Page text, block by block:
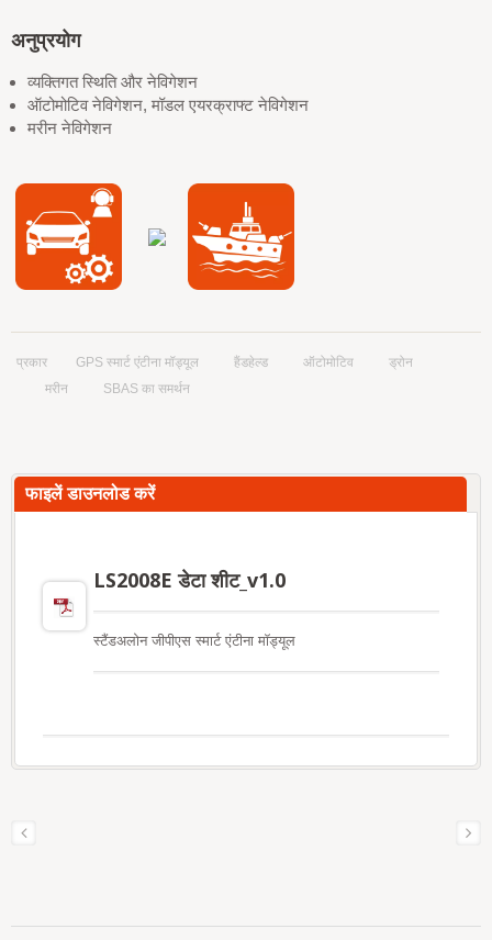
अनुप्रयोग
व्यक्तिगत स्थिति और नेविगेशन
ऑटोमोटिव नेविगेशन, मॉडल एयरक्राफ्ट नेविगेशन
मरीन नेविगेशन
प्रकार GPS स्मार्ट एंटीना मॉड्यूल हैंडहेल्ड ऑटोमोटिव
ड्रोन
मरीन
SBAS का समर्थन
फाइलें डाउनलोड करें
LS2008E डेटा शीट_v1.0
स्टैंडअलोन जीपीएस स्मार्ट एंटीना मॉड्यूल